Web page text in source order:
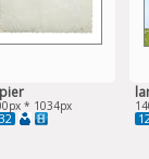
* 1034px